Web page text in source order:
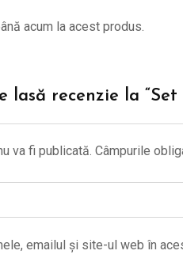
acum la acest produs.
lasă recenzie la
va fi publicată. Câmpurile
emailul și site-ul web în